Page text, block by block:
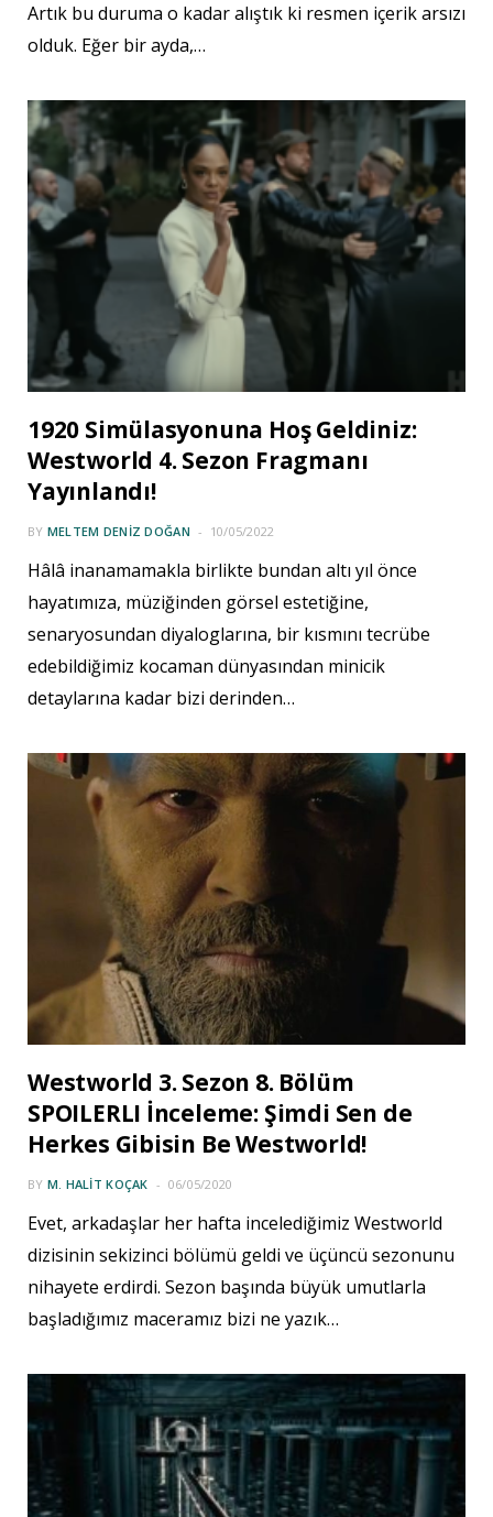
Artık bu duruma o kadar alıştık ki resmen içerik arsızı
olduk. Eğer bir ayda,…
1920 Simülasyonuna Hoş Geldiniz:
Westworld 4. Sezon Fragmanı
Yayınlandı!
BY MELTEM DENIZ DOĞAN 10/05/2022
Hâlâ inanamamakla birlikte bundan altı yıl önce
hayatımıza, müziğinden görsel estetiğine,
senaryosundan diyaloglarına, bir kısmını tecrübe
edebildiğimiz kocaman dünyasından minicik
detaylarına kadar bizi derinden…
Westworld 3. Sezon 8. Bölüm
SPOILERLI İnceleme: Şimdi Sen de
Herkes Gibisin Be Westworld!
BY M. HALIT KOÇAK 06/05/2020
Evet, arkadaşlar her hafta incelediğimiz Westworld
dizisinin sekizinci bölümü geldi ve üçüncü sezonunu
nihayete erdirdi. Sezon başında büyük umutlarla
başladığımız maceramız bizi ne yazık…